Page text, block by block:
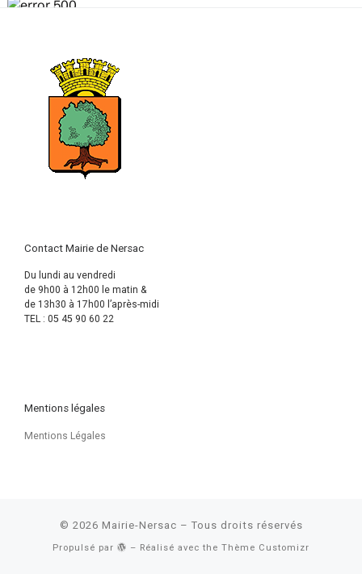
Contact Mairie de Nersac
Du lundi au vendredi
de 9h00 à 12h00 le matin &
de 13h30 à 17h00 l’après-midi
TEL : 05 45 90 60 22
Mentions légales
Mentions Légales
© 2026 Mairie-Nersac – Tous droits réservés
Propulsé par – Réalisé avec the Thème Customizr